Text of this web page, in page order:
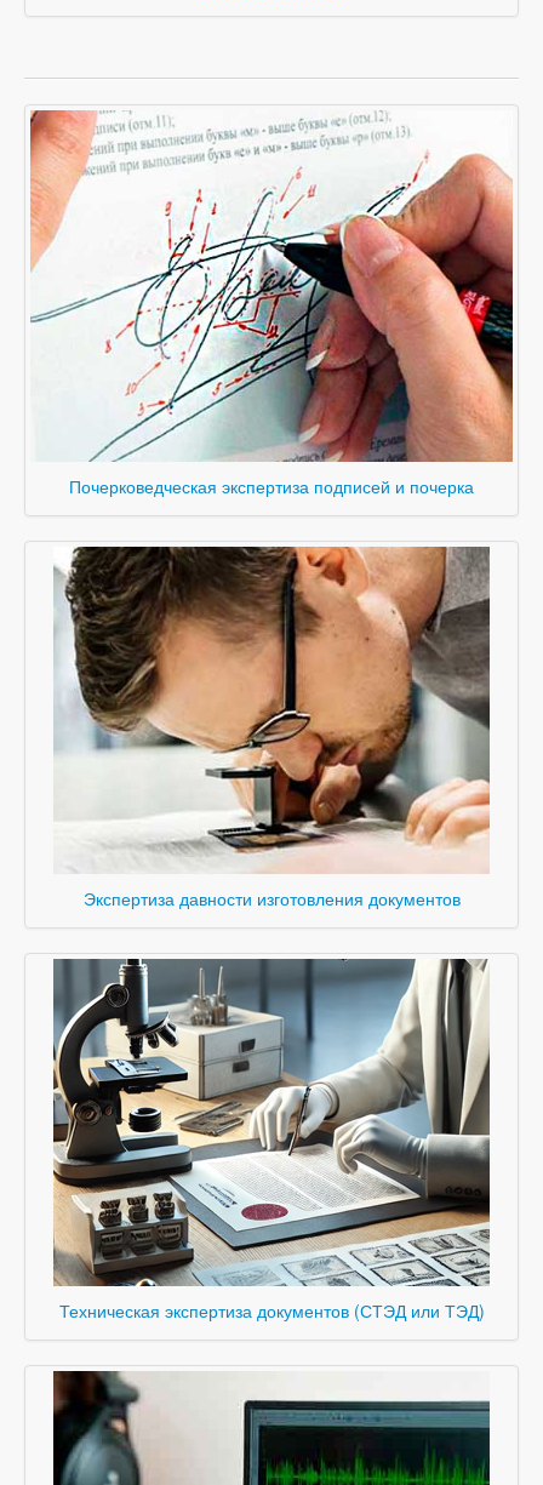
Почерковедческая экспертиза подписей и почерка
Экспертиза давности изготовления документов
Техническая экспертиза документов (СТЭД или ТЭД)